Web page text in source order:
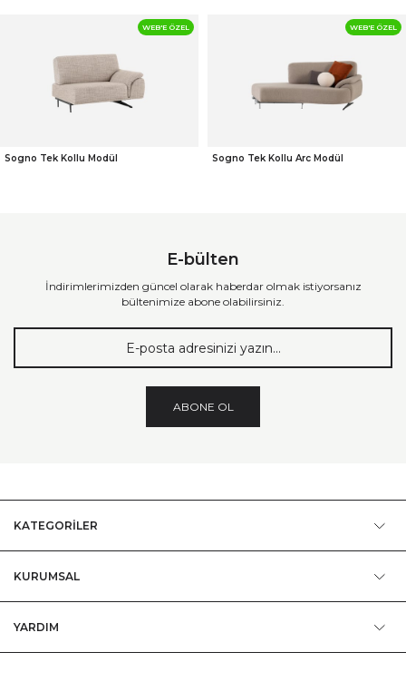
Sogno Tek Kollu Modül
WEB'E ÖZEL
Sogno Tek Kollu Arc Modül
WEB'E ÖZEL
E-bülten
İndirimlerimizden güncel olarak haberdar olmak istiyorsanız
bültenimize abone olabilirsiniz.
ABONE OL
KATEGORİLER
KURUMSAL
YARDIM